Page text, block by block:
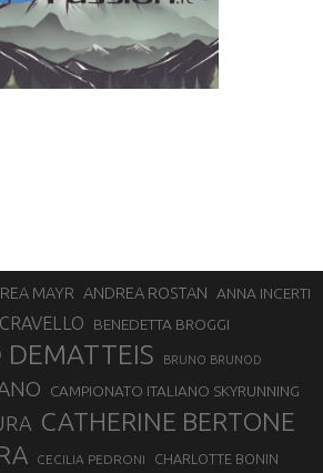
MAYR ANDREA ROSTAN ANNA INCERTI
BENEDETTA BROGGI
DEMATTEIS BRUNO BRUNOD
CAMPIONATO ITALIANO SKYRUNNING
CATHERINE BERTONE
CECILIA PEDRONI CHARLOTTE BONIN